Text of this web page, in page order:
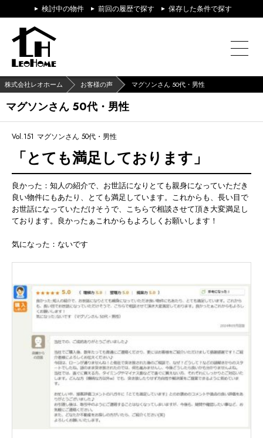
検討中の物件 前回の履歴で探す 保存した条件で探す
株式会社レオホーム お客様の声 マグソンさん 50代・男性
マグソンさん 50代・男性
Vol.151 マグソンさん 50代・男性
「とても満足しております」
良かった：知人の紹介で、お世話になりとても親身になっていただき
良い物件にもあたり、とても満足しています。これからも、長い目で
お世話になっていただけそうで、こちらで相談させて頂き大変満足し
ております。良かったぁこれからもよろしくお願いします！
気になった：ないです